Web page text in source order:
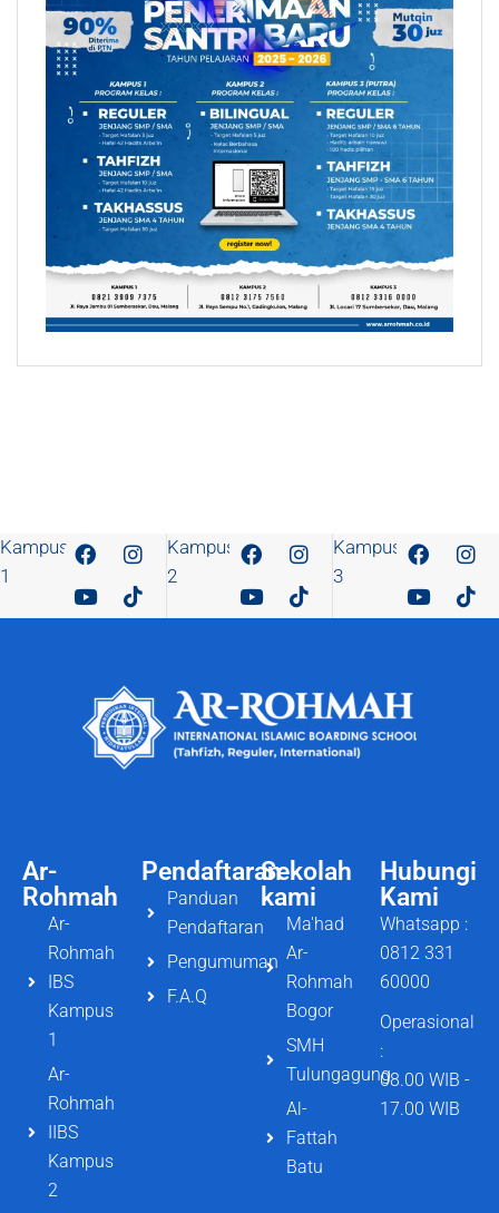
Kampus
1
Kampus
2
Kampus
3
Ar-
Rohmah
Ar-
Rohmah
IBS
Kampus
1
Ar-
Rohmah
IIBS
Kampus
2
Pendaftaran
Panduan
Pendaftaran
Pengumuman
F.A.Q
Hubungi
Kami
Whatsapp :
0812 331
60000
Operasional
:
08.00 WIB -
17.00 WIB
Sekolah
kami
Ma'had
Ar-
Rohmah
Bogor
SMH
Tulungagung
Al-
Fattah
Batu